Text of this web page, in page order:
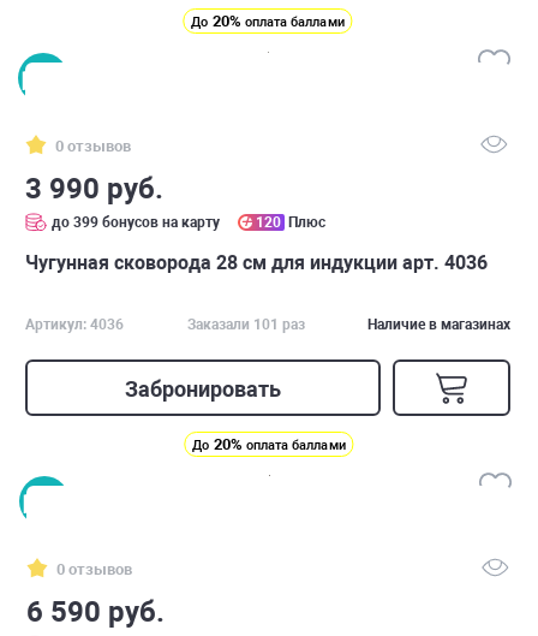
До 20% оплата баллами
0 отзывов
3 990 руб.
до 399 бонусов на карту 120 Плюс
Чугунная сковорода 28 см для индукции арт. 4036
Артикул: 4036 Заказали 101 раз Наличие в магазинах
Забронировать
До 20% оплата баллами
0 отзывов
6 590 руб.